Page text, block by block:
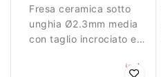
Fresa ceramica sotto
unghia Ø2.3mm media
con taglio incrociato e